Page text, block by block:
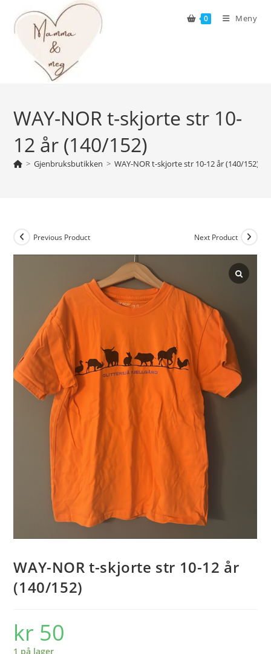
content
0 Meny
WAY-NOR t-skjorte str 10-
12 år (140/152)
> Gjenbruksbutikken > WAY-NOR t-skjorte str 10-12 år (140/152)
Previous Product Next Product
WAY-NOR t-skjorte str 10-12 år
(140/152)
kr 50
1 på lager